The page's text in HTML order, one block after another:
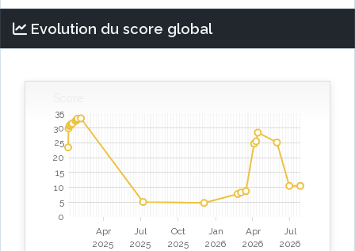
Evolution du score global
Apr
2025
Jul
2025
Oct
2025
Jan
2026
Apr
2026
Jul
2026
0
5
10
15
20
25
30
35